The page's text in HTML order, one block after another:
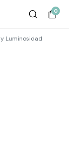
0
Luminosidad